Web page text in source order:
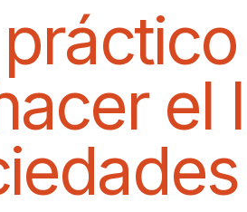
el